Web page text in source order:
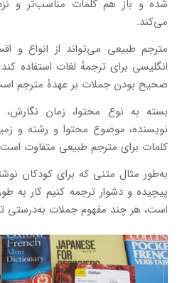
شده و باز هم کلمات مناسب‌تر و
می‌کند.
مترجم طبیعی می‌تواند از انواع و
انگلیسی برای ترجمهٔ لغات استفاده
صحیح بودن جملات بر عهدهٔ مترجم
بسته به نوع محتوا، زمان
نویسنده، موضوع محتوا و رشته و
کلمات برای مترجم طبیعی متفاوت
به‌طور مثال متنی که برای کودکان
پیچیده و دشوار ترجمه کنیم کار به‌
است، هر چند مفهوم جملات به‌درستی